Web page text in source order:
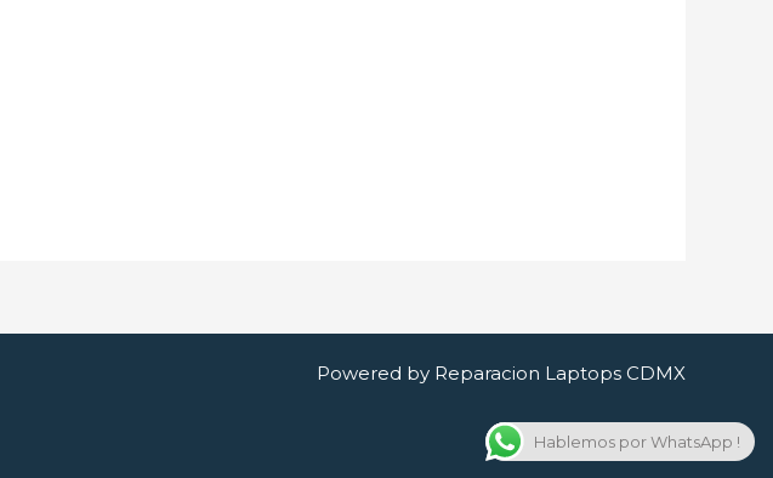
Powered by Reparacion Laptops CDMX
Hablemos por WhatsApp !